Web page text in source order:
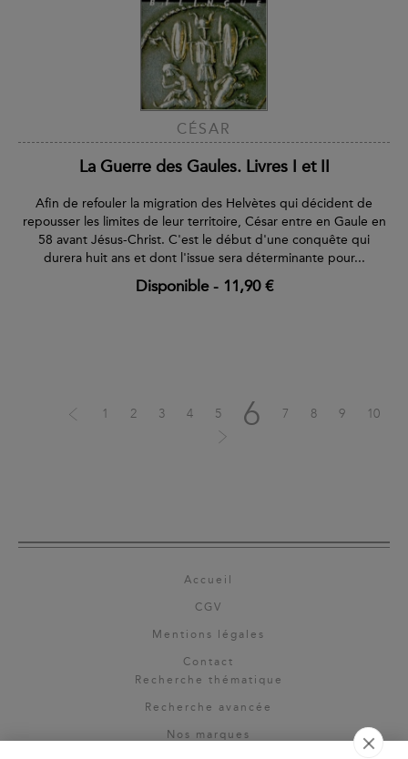
CÉSAR
La Guerre des Gaules. Livres I et II
Afin de refouler la migration des Helvètes qui décident de
repousser les limites de leur territoire, César entre en Gaule en
58 avant Jésus-Christ. C'est le début d'une conquête qui
durera huit ans et dont l'issue sera déterminante pour...
Disponible- 11,90 €
1 2 3 4 5 6 7 8 9 10
Accueil
CGV
Mentions légales
Contact
Recherche thématique
Recherche avancée
Nos marques